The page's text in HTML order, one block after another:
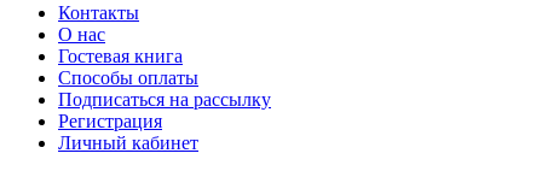
Контакты
О нас
Гостевая книга
Способы оплаты
Подписаться на рассылку
Регистрация
Личный кабинет